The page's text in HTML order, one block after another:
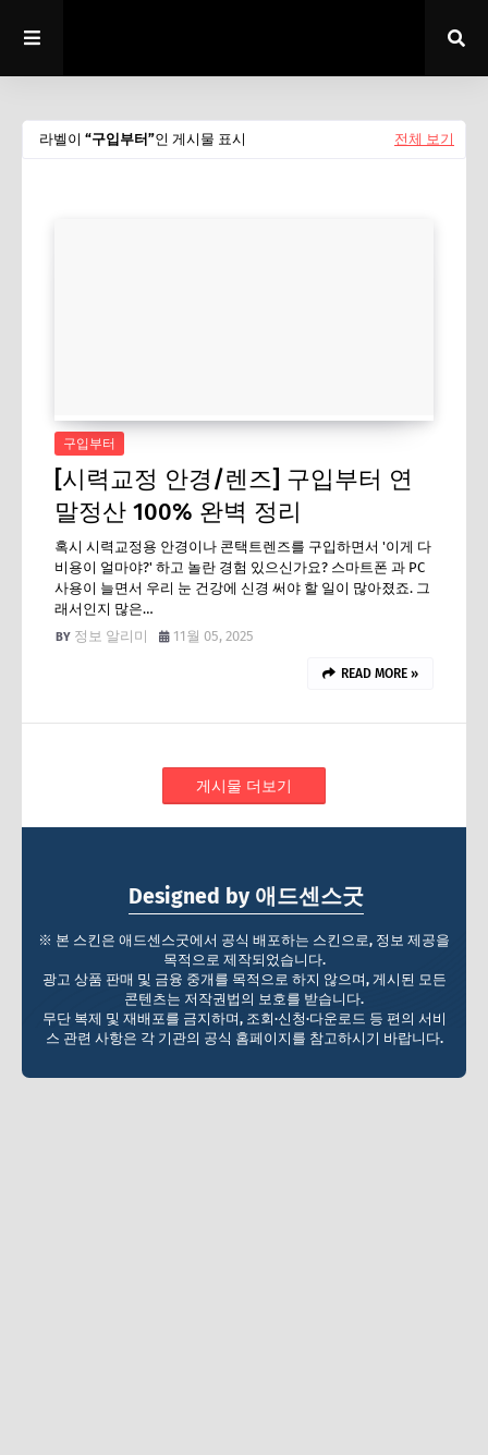
라벨이 구입부터 인 게시물 표시 전체 보기
구입부터
[시력교정 안경/렌즈] 구입부터 연
말정산 100% 완벽 정리
혹시 시력교정용 안경이나 콘택트렌즈를 구입하면서 '이게 다
비용이 얼마야?' 하고 놀란 경험 있으신가요? 스마트폰 과 PC
사용이 늘면서 우리 눈 건강에 신경 써야 할 일이 많아졌죠. 그
래서인지 많은…
정보 알리미
11월 05, 2025
READ MORE »
게시물 더보기
Designed by 애드센스굿
※ 본 스킨은 애드센스굿에서 공식 배포하는 스킨으로, 정보 제공을
목적으로 제작되었습니다.
광고 상품 판매 및 금융 중개를 목적으로 하지 않으며, 게시된 모든
콘텐츠는 저작권법의 보호를 받습니다.
무단 복제 및 재배포를 금지하며, 조회·신청·다운로드 등 편의 서비
스 관련 사항은 각 기관의 공식 홈페이지를 참고하시기 바랍니다.